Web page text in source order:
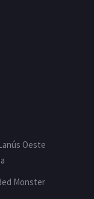
Oeste
Monster